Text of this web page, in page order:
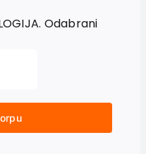
Odabrani